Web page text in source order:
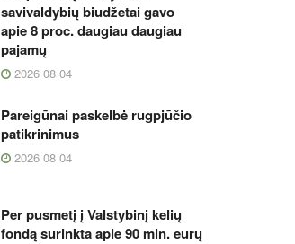
savivaldybių biudžetai gavo
apie 8 proc. daugiau daugiau
pajamų
2026 08 04
Pareigūnai paskelbė rugpjūčio
patikrinimus
2026 08 04
Per pusmetį į Valstybinį kelių
fondą surinkta apie 90 mln. eurų